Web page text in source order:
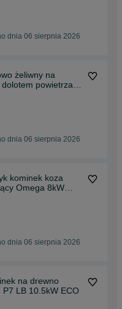
dnia 06 sierpnia 2026
żeliwny na
powietrza z
Cube-W 6,1
dnia 06 sierpnia 2026
kominek koza
Omega 8kW
dnia 06 sierpnia 2026
na drewno
P7 LB 10.5kW ECO